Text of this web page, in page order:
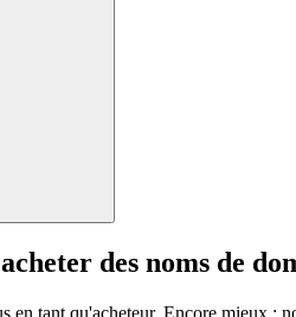
des noms de
tant qu'acheteur. Encore mieux :